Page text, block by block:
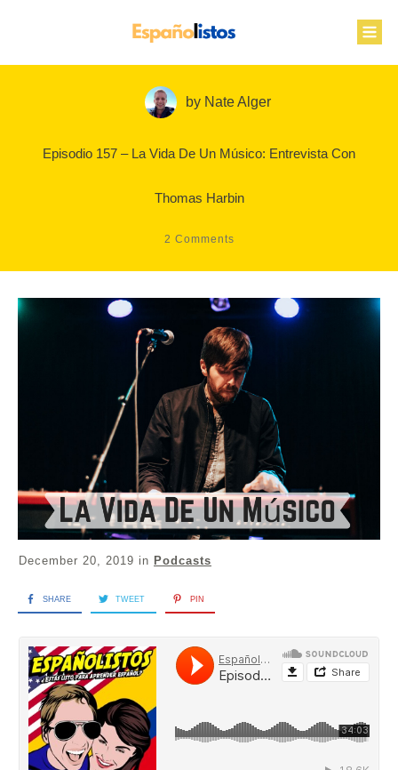
by Nate Alger
Episodio 157 – La Vida De Un Músico: Entrevista Con
Thomas Harbin
2 Comments
December 20, 2019 in Podcasts
SHARE TWEET PIN